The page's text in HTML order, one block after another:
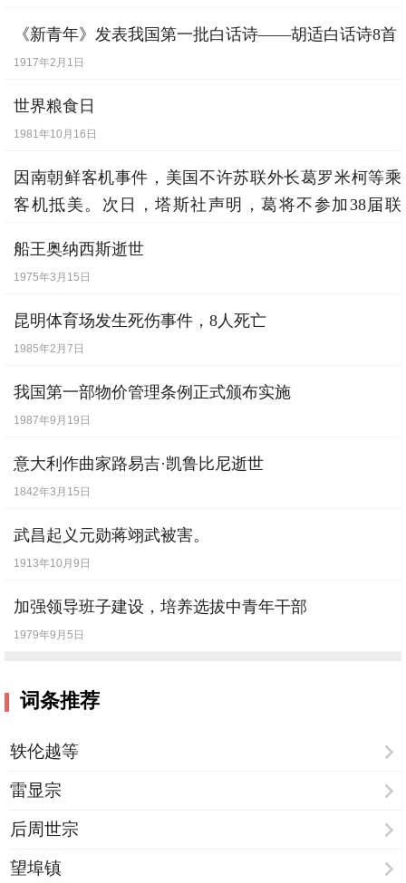
《新青年》发表我国第一批白话诗——胡适白话诗8首
1917年2月1日
世界粮食日
1981年10月16日
因南朝鲜客机事件，美国不许苏联外长葛罗米柯等乘
客机抵美。次日，塔斯社声明，葛将不参加38届联
1983年9月16日
船王奥纳西斯逝世
1975年3月15日
昆明体育场发生死伤事件，8人死亡
1985年2月7日
我国第一部物价管理条例正式颁布实施
1987年9月19日
意大利作曲家路易吉·凯鲁比尼逝世
1842年3月15日
武昌起义元勋蒋翊武被害。
1913年10月9日
加强领导班子建设，培养选拔中青年干部
1979年9月5日
词条推荐
轶伦越等
雷显宗
后周世宗
望埠镇